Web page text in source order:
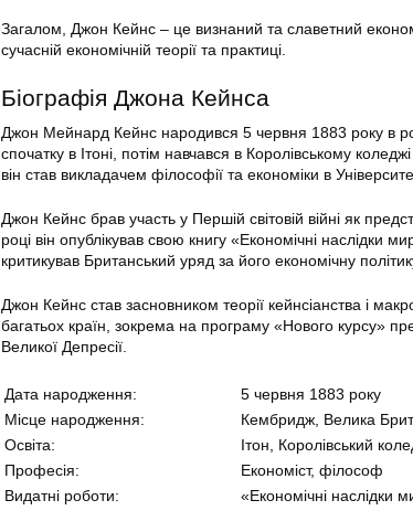
Загалом, Джон Кейнс – це визнаний та славетний
сучасній економічній теорії та практиці.
Біографія Джона Кейнса
Джон Мейнард Кейнс народився 5 червня 1883 року в
спочатку в Ітоні, потім навчався в Королівському
він став викладачем філософії та економіки в
Джон Кейнс брав участь у Першій світовій війні як
році він опублікував свою книгу «Економічні наслідки
критикував Британський уряд за його економічну
Джон Кейнс став засновником теорії кейнсіанства і
багатьох країн, зокрема на програму «Нового курсу»
Великої Депресії.
Дата народження:
5 червня 1883 року
Місце народження:
Кембридж, Велика
Освіта:
Ітон, Королівський
Професія:
Економіст, філософ
Видатні роботи:
«Економічні наслідки